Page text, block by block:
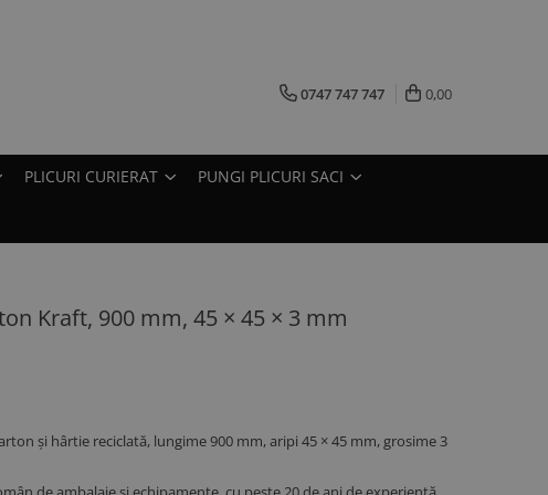
0747 747 747 0,00
PLICURI CURIERAT PUNGI PLICURI SACI
Kraft, 900 mm, 45 × 45 × 3 mm
și hârtie reciclată, lungime 900 mm, aripi 45 × 45 mm, grosime 3